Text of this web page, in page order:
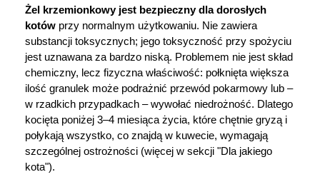
Żel krzemionkowy jest bezpieczny dla dorosłych
kotów przy normalnym użytkowaniu. Nie zawiera
substancji toksycznych; jego toksyczność przy spożyciu
jest uznawana za bardzo niską. Problemem nie jest skład
chemiczny, lecz fizyczna właściwość: połknięta większa
ilość granulek może podrażnić przewód pokarmowy lub –
w rzadkich przypadkach – wywołać niedrożność. Dlatego
kocięta poniżej 3–4 miesiąca życia, które chętnie gryzą i
połykają wszystko, co znajdą w kuwecie, wymagają
szczególnej ostrożności (więcej w sekcji "Dla jakiego
kota").